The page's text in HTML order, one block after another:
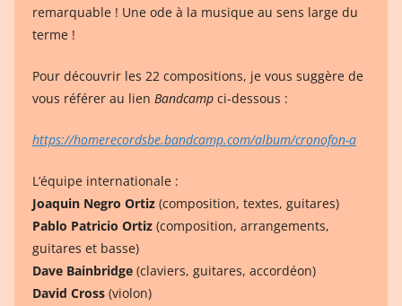
remarquable ! Une ode à la musique au sens large du
terme !
Pour découvrir les 22 compositions, je vous suggère de
vous référer au lien Bandcamp ci-dessous :
https://homerecordsbe.bandcamp.com/album/cronofon-a
L’équipe internationale :
Joaquin Negro Ortiz (composition, textes, guitares)
Pablo Patricio Ortiz (composition, arrangements,
guitares et basse)
Dave Bainbridge (claviers, guitares, accordéon)
David Cross (violon)